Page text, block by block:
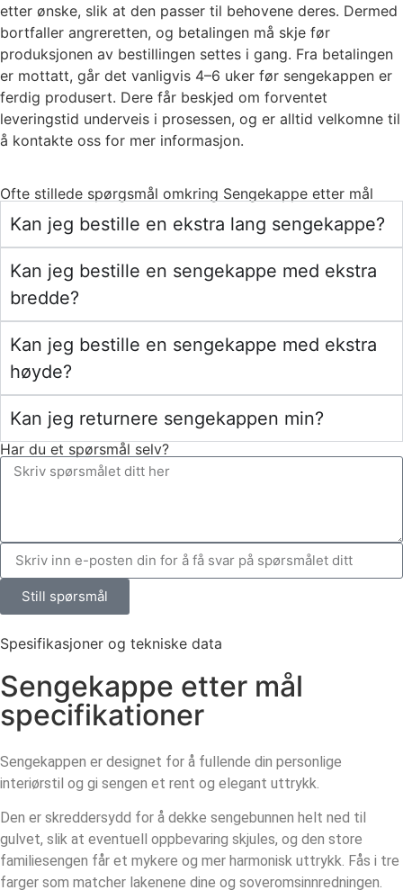
etter ønske, slik at den passer til behovene deres. Dermed
bortfaller angreretten, og betalingen må skje før
produksjonen av bestillingen settes i gang. Fra betalingen
er mottatt, går det vanligvis 4–6 uker før sengekappen er
ferdig produsert. Dere får beskjed om forventet
leveringstid underveis i prosessen, og er alltid velkomne til
å kontakte oss for mer informasjon.
Ofte stillede spørgsmål omkring Sengekappe etter mål
Kan jeg bestille en ekstra lang sengekappe?
Kan jeg bestille en sengekappe med ekstra
bredde?
Kan jeg bestille en sengekappe med ekstra
høyde?
Kan jeg returnere sengekappen min?
Har du et spørsmål selv?
Still spørsmål
Spesifikasjoner og tekniske data
Sengekappe etter mål
specifikationer
Sengekappen er designet for å fullende din personlige
interiørstil og gi sengen et rent og elegant uttrykk.
Den er skreddersydd for å dekke sengebunnen helt ned til
gulvet, slik at eventuell oppbevaring skjules, og den store
familiesengen får et mykere og mer harmonisk uttrykk. Fås i tre
farger som matcher lakenene dine og soveromsinnredningen.